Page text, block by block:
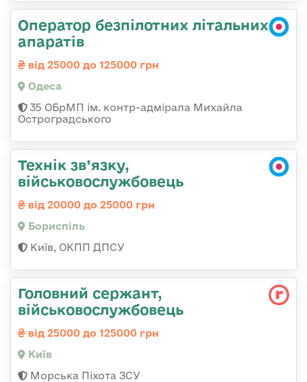
Оператор безпілотних літальних
апаратів
від 25000 до 125000 грн
Одеса
35 ОБрМП ім. контр-адмірала Михайла
Остроградського
Технік зв’язку,
військовослужбовець
від 20000 до 25000 грн
Бориспіль
Київ, ОКПП ДПСУ
Головний сержант,
військовослужбовець
від 25000 до 125000 грн
Київ
Морська Піхота ЗСУ